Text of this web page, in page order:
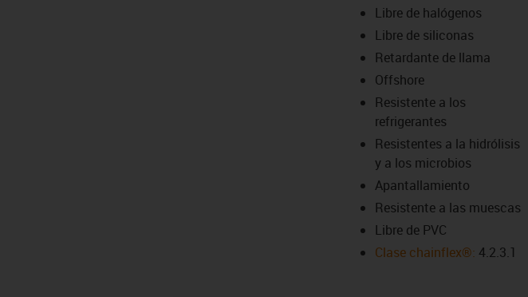
Libre de halógenos
Libre de siliconas
Retardante de llama
Offshore
Resistente a los
refrigerantes
Resistentes a la hidrólisis
y a los microbios
Apantallamiento
Resistente a las muescas
Libre de PVC
Clase chainflex®: 4.2.3.1